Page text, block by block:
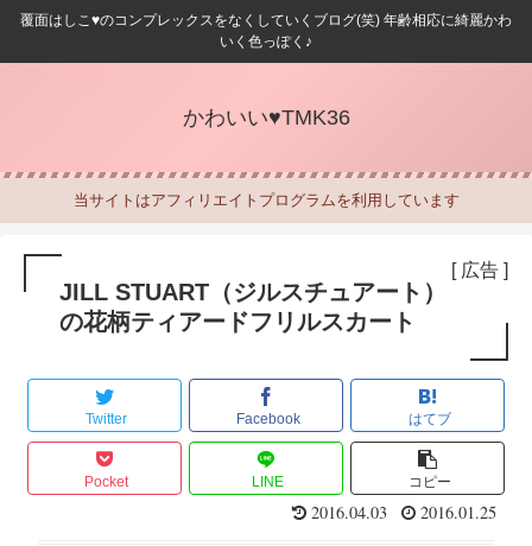
覆面はしこ♥のコンプレックスをなくしていくブログ(笑) 年齢相応に綺麗かわ
いく色っぽく♪
かわいい♥TMK36
当サイトはアフィリエイトプログラムを利用しています
[ 広告 ]
JILL STUART（ジルスチュアート）
の花柄ティアードフリルスカート
Twitter Facebook はてブ
Pocket LINE コピー
2016.04.03 2016.01.25